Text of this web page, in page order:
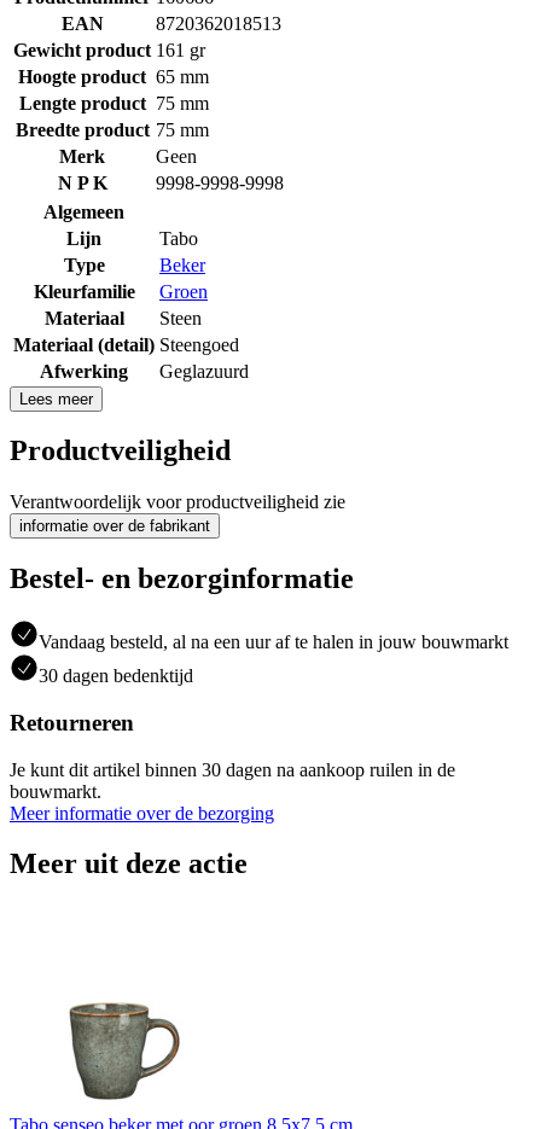
EAN
8720362018513
Gewicht product 161 gr
Hoogte product 65 mm
Lengte product 75 mm
Breedte product 75 mm
Merk
Geen
N P K
9998-9998-9998
Algemeen
Lijn
Tabo
Type
Beker
Kleurfamilie
Groen
Materiaal
Steen
Materiaal (detail) Steengoed
Afwerking
Geglazuurd
Lees meer
Productveiligheid
Verantwoordelijk voor productveiligheid zie
informatie over de fabrikant
Bestel- en bezorginformatie
Vandaag besteld, al na een uur af te halen in jouw bouwmarkt
30 dagen bedenktijd
Retourneren
Je kunt dit artikel binnen 30 dagen na aankoop ruilen in de
bouwmarkt.
Meer informatie over de bezorging
Meer uit deze actie